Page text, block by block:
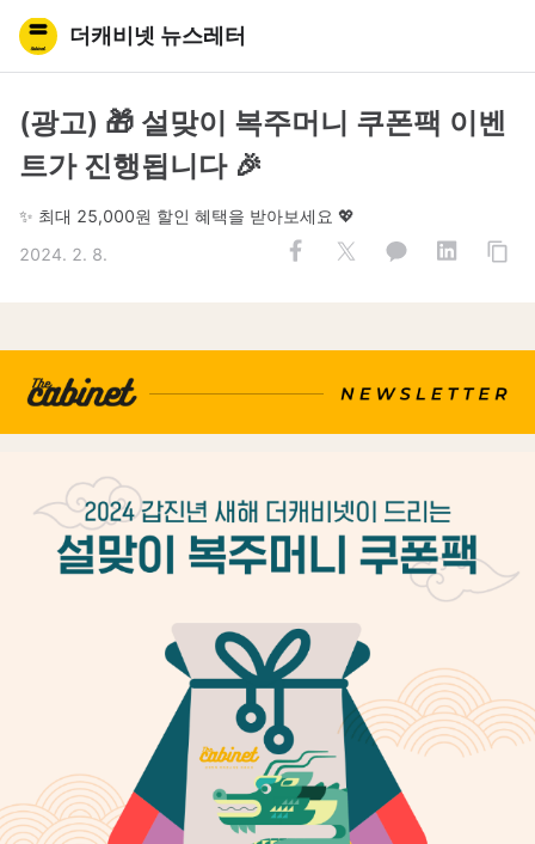
더캐비넷 뉴스레터
(광고) 🎁 설맞이 복주머니 쿠폰팩 이벤
트가 진행됩니다 🎉
✨ 최대 25,000원 할인 혜택을 받아보세요 💖
2024. 2. 8.